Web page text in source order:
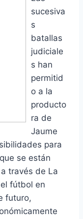
sucesiva
s
batallas
judiciale
s han
permitid
o a la
producto
ra de
Jaume
para
se están
través de La
fútbol en
futuro,